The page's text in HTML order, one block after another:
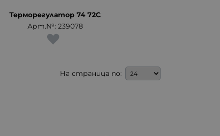
Терморегулатор 74 72C
Арт.№: 239078
На страница по: